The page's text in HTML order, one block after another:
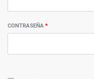
CONTRASEÑA *